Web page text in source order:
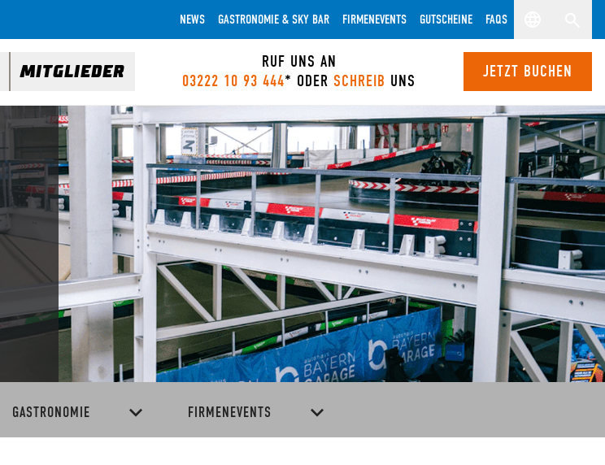
NEWS GASTRONOMIE & SKY BAR FIRMENEVENTS GUTSCHEINE FAQS
MITGLIEDER
RUF UNS AN
03222 10 93 444* ODER SCHREIB UNS
JETZT BUCHEN
GASTRONOMIE FIRMENEVENTS